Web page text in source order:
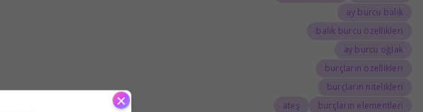
×
ay burcu balık
balık burcu özellikleri
ay burcu oğlak
burçların özellikleri
burçların nitelikleri
burçların elementleri
ateş